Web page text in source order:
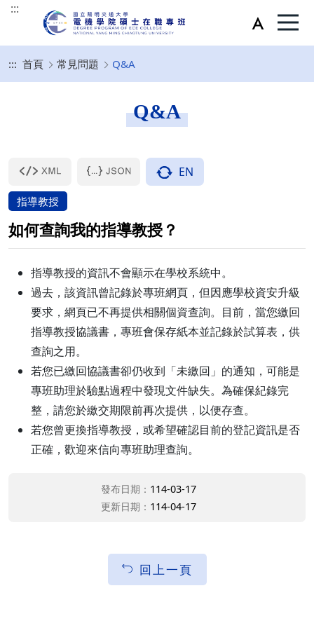
:::
::: 首頁 常見問題 Q&A
Q&A
EN
指導教授
如何查詢我的指導教授？
指導教授的資訊不會顯示在學校系統中。
過去，該資訊曾記錄於專班網頁，但因應學校資安升級
要求，網頁已不再提供相關個資查詢。目前，當您繳回
指導教授協議書，專班會保存紙本並記錄於試算表，供
查詢之用。
若您已繳回協議書卻仍收到「未繳回」的通知，可能是
專班助理於驗點過程中發現文件缺失。為確保紀錄完
整，請您於繳交期限前再次提供，以便存查。
若您曾更換指導教授，或希望確認目前的登記資訊是否
正確，歡迎來信向專班助理查詢。
發布日期： 114-03-17
更新日期： 114-04-17
回上一頁